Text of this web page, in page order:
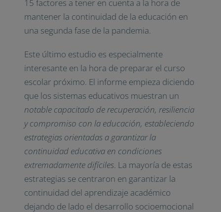
15 factores a tener en cuenta a la hora de
mantener la continuidad de la educación en
una segunda fase de la pandemia.
Este último estudio es especialmente
interesante en la hora de preparar el curso
escolar próximo. El informe empieza diciendo
que los sistemas educativos muestran un
notable capacitado de recuperación, resiliencia
y compromiso con la educación, estableciendo
estrategias orientadas a garantizar la
continuidad educativa en condiciones
extremadamente difíciles. La mayoría de estas
estrategias se centraron en garantizar la
continuidad del aprendizaje académico
dejando de lado el desarrollo socioemocional